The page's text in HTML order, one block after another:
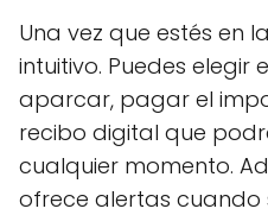
Una vez que estés en
intuitivo. Puedes elegir
aparcar, pagar el
recibo digital que
cualquier momento.
ofrece alertas